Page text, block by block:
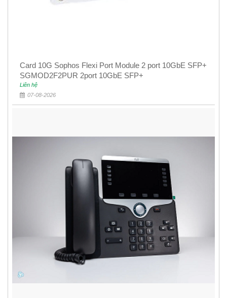
Card 10G Sophos Flexi Port Module 2 port 10GbE SFP+
SGMOD2F2PUR 2port 10GbE SFP+
Liên hệ
07-08-2026